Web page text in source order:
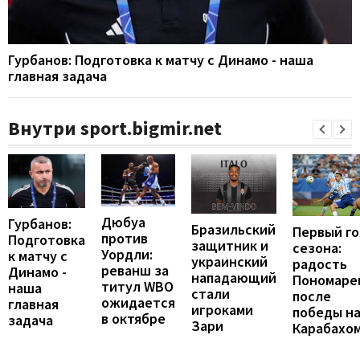
Гурбанов: Подготовка к матчу с Динамо - наша
главная задача
Внутри sport.bigmir.net
Гурбанов:
Подготовка
к матчу с
Динамо -
наша
главная
задача
Дюбуа
против
Уордли:
реванш за
титул WBO
ожидается
в октябре
Бразильский
защитник и
украинский
нападающий
стали
игроками
Зари
Первый
сезона:
радость
после
победы